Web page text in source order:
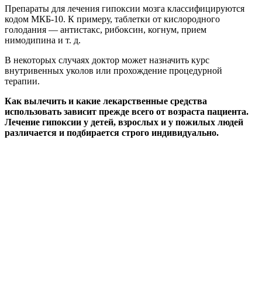
Препараты для лечения гипоксии мозга классифицируются
кодом МКБ-10. К примеру, таблетки от кислородного
голодания — антистакс, рибоксин, когнум, прием
нимодипина и т. д.
В некоторых случаях доктор может назначить курс
внутривенных уколов или прохождение процедурной
терапии.
Как вылечить и какие лекарственные средства
использовать зависит прежде всего от возраста пациента.
Лечение гипоксии у детей, взрослых и у пожилых людей
различается и подбирается строго индивидуально.